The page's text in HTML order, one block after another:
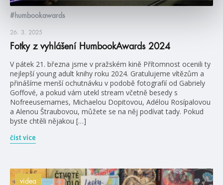
#humbookawards
26. 3. 2025
Fotky z vyhlášení HumbookAwards 2024
V pátek 21. března jsme v pražském kině Přítomnost ocenili ty
nejlepší young adult knihy roku 2024. Gratulujeme vítězům a
přinášíme menší ochutnávku v podobě fotografií od Gabriely
Goffové, a pokud vám utekl stream včetně besedy s
Nofreeusernames, Michaelou Dopitovou, Adélou Rosípalovou
a Alenou Štraubovou, můžete se na něj podívat tady. Pokud
byste chtěli nějakou […]
číst více
videa